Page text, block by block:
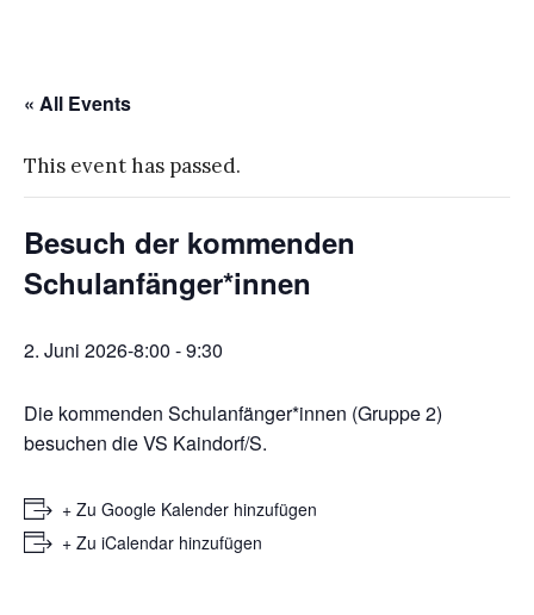
« All Events
This event has passed.
Besuch der kommenden
Schulanfänger*innen
2. Juni 2026-8:00 -9:30
Die kommenden Schulanfänger*innen (Gruppe 2)
besuchen die VS Kaindorf/S.
+ Zu Google Kalender hinzufügen
+ Zu iCalendar hinzufügen